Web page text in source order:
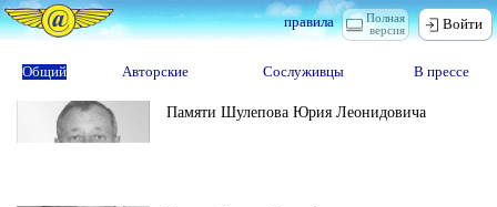
Полная
версия
правила Войти
Общий Авторские Сослуживцы В прессе
Памяти Шулепова Юрия Леонидовича